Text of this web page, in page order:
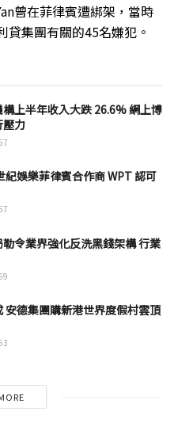
曾在菲律賓遭綁架，當時
貸集團有關的45名嫌犯。
上半年收入大跌 26.6% 網上博
壓力
紀娛樂菲律賓合作商 WPT 認可
令業界強化反洗黑錢架構 行業
安德集團購新港世界度假村雲頂